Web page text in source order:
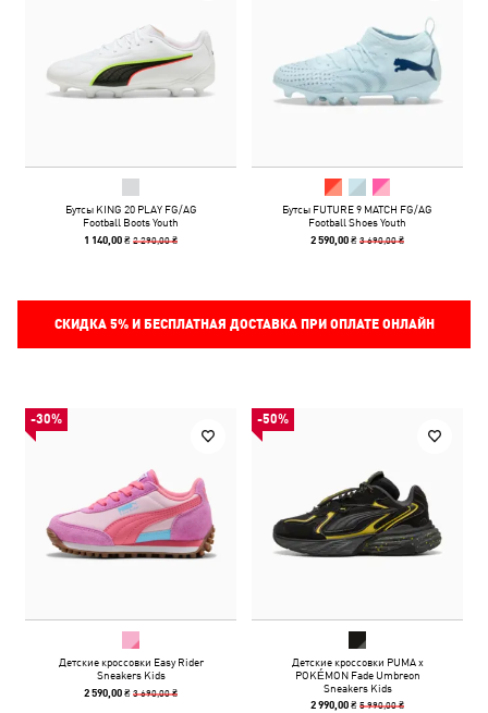
Бутсы KING 20 PLAY FG/AG
Football Boots Youth
1 140,00 ₴2 290,00 ₴
Бутсы FUTURE 9 MATCH FG/AG
Football Shoes Youth
2 590,00 ₴3 690,00 ₴
СКИДКА 5%И БЕСПЛАТНАЯ ДОСТАВКА ПРИ ОПЛАТЕ ОНЛАЙН
-30%
Детские кроссовки Easy Rider
Sneakers Kids
2 590,00 ₴3 690,00 ₴
-50%
Детские кроссовки PUMA x
POKÉMON Fade Umbreon
Sneakers Kids
2 990,00 ₴5 990,00 ₴